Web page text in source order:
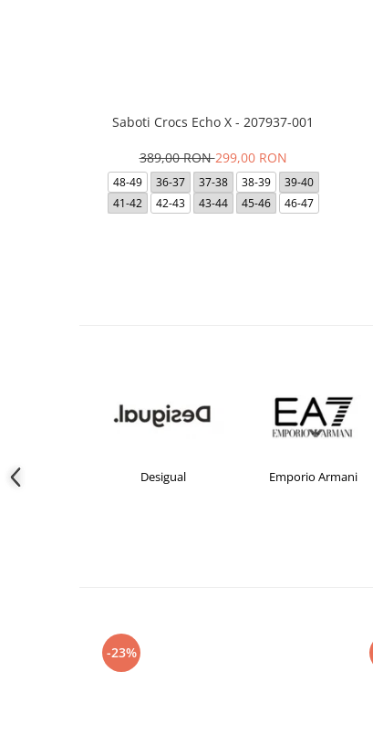
Saboti Crocs Echo X - 207937-001
389,00 RON299,00 RON
48-49 36-37 37-38 38-39
39-40
41-42
42-43 43-44 45-46 46-47
crocs Desigual Emporio Armani
-23%